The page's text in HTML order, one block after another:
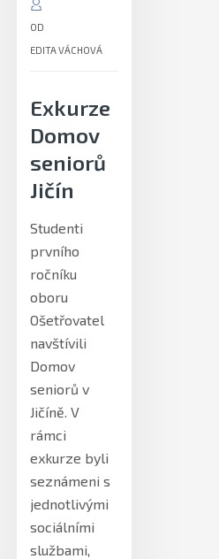
OD
EDITA VÁCHOVÁ
Exkurze
Domov
seniorů
Jičín
Studenti
prvního
ročníku
oboru
Ošetřovatel
navštívili
Domov
seniorů v
Jičíně. V
rámci
exkurze byli
seznámeni s
jednotlivými
sociálními
službami,